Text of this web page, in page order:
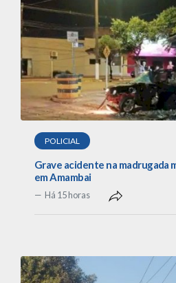
POLICIAL
Grave acidente na madrugada
em Amambai
Há 15 horas